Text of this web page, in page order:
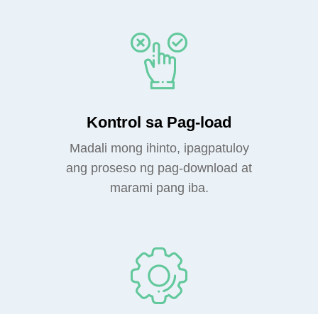
Kontrol sa Pag-load
Madali mong ihinto, ipagpatuloy
ang proseso ng pag-download at
marami pang iba.